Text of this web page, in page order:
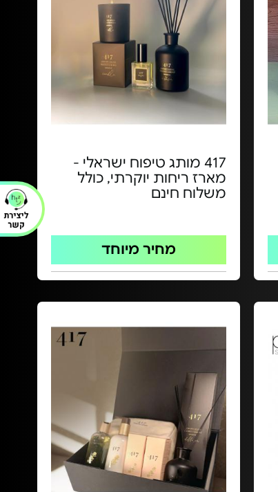
417 מותג טיפוח ישראלי -
מארז ריחות יוקרתי, כולל
משלוח חינם
מחיר מיוחד